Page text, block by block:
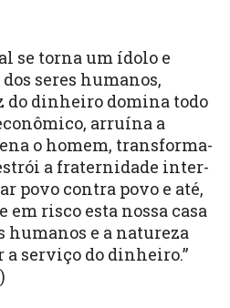
se torna um ídolo e
seres humanos,
do dinheiro domina todo
arruína a
o homem, transforma-
a fraternidade inter-
povo contra povo e até,
em risco esta nossa casa
humanos e a natureza
a serviço do dinheiro.”